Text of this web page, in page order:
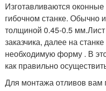
Изготавливаются
гибочном станке. Обычно
толщиной 0.45-0.5
заказчика, далее на
необходимую форму . В
как правильно
Для монтажа отливов вам